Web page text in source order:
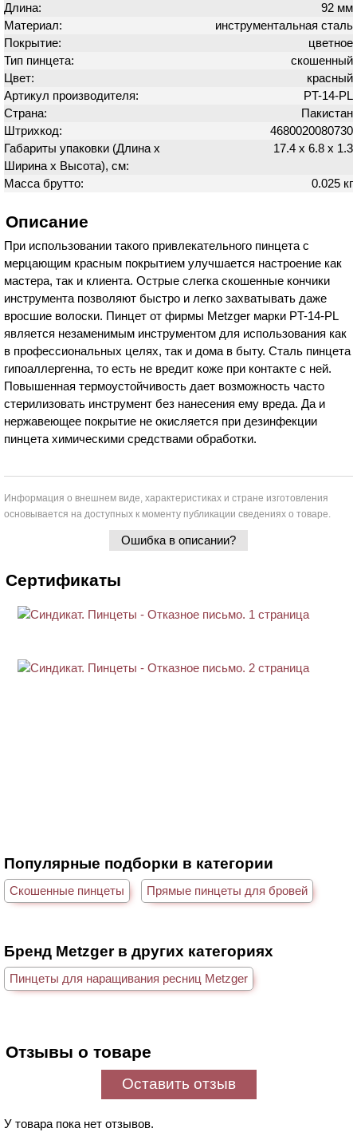
Длина:
92 мм
Материал:
инструментальная сталь
Покрытие:
цветное
Тип пинцета:
скошенный
Цвет:
красный
Артикул производителя:
PT-14-PL
Страна:
Пакистан
Штрихкод:
4680020080730
Габариты упаковки (Длина х
Ширина х Высота), см:
17.4 х 6.8 х 1.3
Масса брутто: 0.025 кг
Описание
При использовании такого привлекательного пинцета с
мерцающим красным покрытием улучшается настроение как
мастера, так и клиента. Острые слегка скошенные кончики
инструмента позволяют быстро и легко захватывать даже
вросшие волоски. Пинцет от фирмы Metzger марки PT-14-PL
является незаменимым инструментом для использования как
в профессиональных целях, так и дома в быту. Сталь пинцета
гипоаллергенна, то есть не вредит коже при контакте с ней.
Повышенная термоустойчивость дает возможность часто
стерилизовать инструмент без нанесения ему вреда. Да и
нержавеющее покрытие не окисляется при дезинфекции
пинцета химическими средствами обработки.
Информация о внешнем виде, характеристиках и стране изготовления
основывается на доступных к моменту публикации сведениях о товаре.
Ошибка в описании?
Сертификаты
Популярные подборки в категории
Скошенные пинцеты Прямые пинцеты для бровей
Бренд Metzger в других категориях
Пинцеты для наращивания ресниц Metzger
Отзывы о товаре
Оставить отзыв
У товара пока нет отзывов.